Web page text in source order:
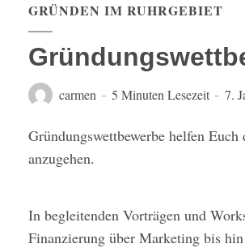
GRÜNDEN IM RUHRGEBIET
carmen 5 Minuten Lesezeit 7.
Gründungswettbewerbe helfen
anzugehen.
In begleitenden Vorträgen und
Finanzierung über Marketing bis